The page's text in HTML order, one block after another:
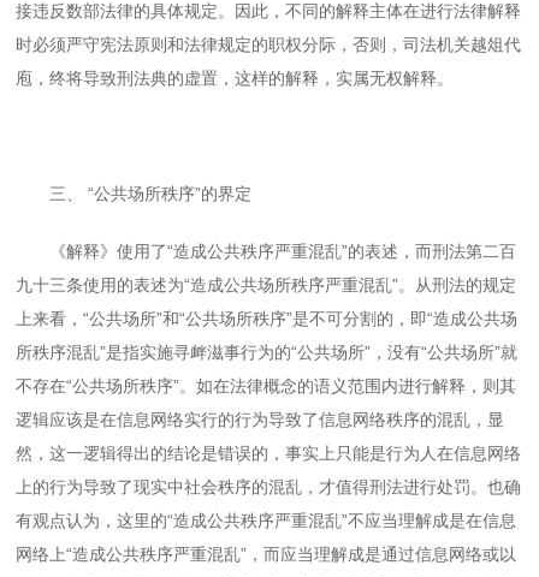
接违反数部法律的具体规定。因此，不同的解释主体在进行法律解释
时必须严守宪法原则和法律规定的职权分际，否则，司法机关越俎代
庖，终将导致刑法典的虚置，这样的解释，实属无权解释。
三、 “公共场所秩序”的界定
《解释》使用了“造成公共秩序严重混乱”的表述，而刑法第二百
九十三条使用的表述为“造成公共场所秩序严重混乱”。从刑法的规定
上来看，“公共场所”和“公共场所秩序”是不可分割的，即“造成公共场
所秩序混乱”是指实施寻衅滋事行为的“公共场所”，没有“公共场所”就
不存在“公共场所秩序”。如在法律概念的语义范围内进行解释，则其
逻辑应该是在信息网络实行的行为导致了信息网络秩序的混乱，显
然，这一逻辑得出的结论是错误的，事实上只能是行为人在信息网络
上的行为导致了现实中社会秩序的混乱，才值得刑法进行处罚。也确
有观点认为，这里的“造成公共秩序严重混乱”不应当理解成是在信息
网络上“造成公共秩序严重混乱”，而应当理解成是通过信息网络或以